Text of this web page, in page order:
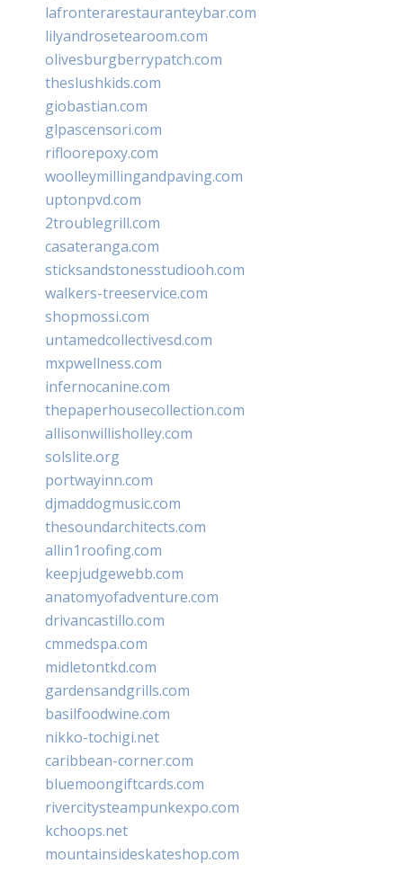
lafronterarestauranteybar.com
lilyandrosetearoom.com
olivesburgberrypatch.com
theslushkids.com
giobastian.com
glpascensori.com
rifloorepoxy.com
woolleymillingandpaving.com
uptonpvd.com
2troublegrill.com
casateranga.com
sticksandstonesstudiooh.com
walkers-treeservice.com
shopmossi.com
untamedcollectivesd.com
mxpwellness.com
infernocanine.com
thepaperhousecollection.com
allisonwillisholley.com
solslite.org
portwayinn.com
djmaddogmusic.com
thesoundarchitects.com
allin1roofing.com
keepjudgewebb.com
anatomyofadventure.com
drivancastillo.com
cmmedspa.com
midletontkd.com
gardensandgrills.com
basilfoodwine.com
nikko-tochigi.net
caribbean-corner.com
bluemoongiftcards.com
rivercitysteampunkexpo.com
kchoops.net
mountainsideskateshop.com